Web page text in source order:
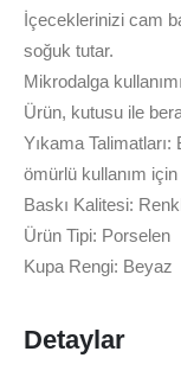
İçeceklerinizi cam
soğuk tutar.
Mikrodalga
Ürün, kutusu ile
Yıkama
ömürlü kullanım
Baskı Kalitesi:
Ürün Tipi: Porselen
Kupa Rengi: Beyaz
Detaylar